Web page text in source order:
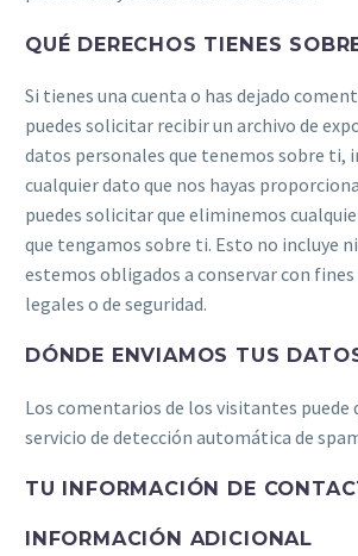
QUÉ DERECHOS TIENES
Si tienes una cuenta o has dejado
puedes solicitar recibir un archivo de
datos personales que tenemos sobre ti,
cualquier dato que nos hayas
puedes solicitar que eliminemos
que tengamos sobre ti. Esto no incluye
estemos obligados a conservar con
legales o de seguridad.
DÓNDE ENVIAMOS TUS
Los comentarios de los visitantes puede
servicio de detección automática de
TU INFORMACIÓN DE
INFORMACIÓN ADICIONAL